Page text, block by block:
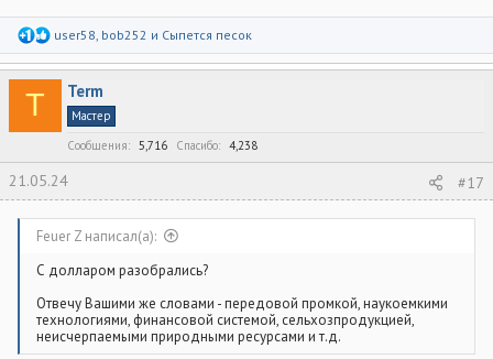
Р
а
к
user58 bob252 и Сыпется песок
T Term
Мастер
Сообщения
5,716 Спасибо 4,238
21.05.24 #17
Feuer Z написал(а):
С долларом разобрались?
Отвечу Вашими же словами - передовой промкой, наукоемкими
технологиями, финансовой системой, сельхозпродукцией,
неисчерпаемыми природными ресурсами и т.д.